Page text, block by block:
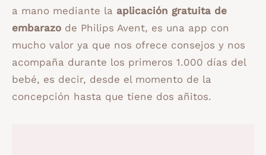
a mano mediante la aplicación gratuita de
embarazo de Philips Avent, es una app con
mucho valor ya que nos ofrece consejos y nos
acompaña durante los primeros 1.000 días del
bebé, es decir, desde el momento de la
concepción hasta que tiene dos añitos.